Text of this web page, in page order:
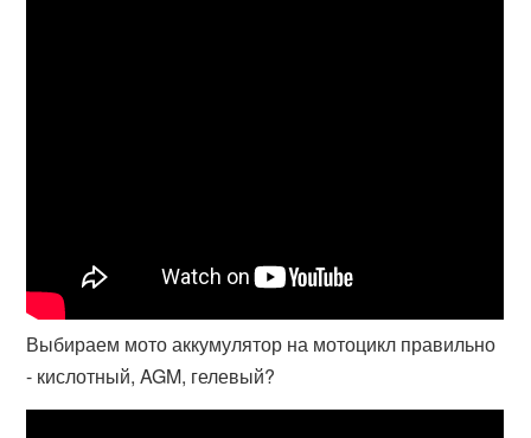
Выбираем мото аккумулятор на мотоцикл правильно
- кислотный, AGM, гелевый?